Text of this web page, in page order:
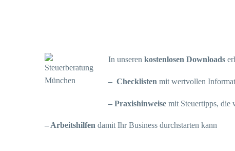
In unseren kostenlosen Downloads
– Checklisten mit wertvollen
– Praxishinweise mit Steuertipps,
– Arbeitshilfen damit Ihr Business durchstarten kann